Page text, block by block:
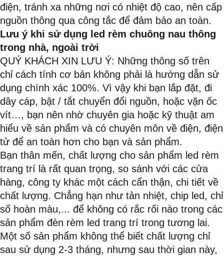
điện, tránh xa những nơi có nhiệt độ cao, nên cấp
nguồn thông qua công tắc để đảm bảo an toàn.
Lưu ý khi sử dụng led rèm chuông nau thông
trong nhà, ngoài trời
QUÝ KHÁCH XIN LƯU Ý: Những thông số trên
chỉ cách tính cơ bản không phải là hướng dẫn sử
dụng chính xác 100%. Vì vậy khi bạn lắp đặt, đi
dây cáp, bật / tắt chuyển đổi nguồn, hoặc vặn ốc
vít…, bạn nên nhờ chuyên gia hoặc kỹ thuật am
hiểu về sản phẩm và có chuyên môn về điện, điện
tử để an toàn hơn cho bạn và sản phẩm.
Bạn thân mến, chất lượng cho sản phẩm led rèm
trang trí là rất quan trọng, so sánh với các cửa
hàng, công ty khác một cách cẩn thận, chi tiết về
chất lượng. Chẳng hạn như tản nhiệt, chip led, chỉ
số hoàn màu,... để không có rắc rối nào trong các
sản phẩm đèn rèm led trang trí trong tương lai.
Một số sản phẩm không thể biết chất lượng chỉ
sau sử dụng 2-3 tháng, nhưng sau thời gian này,